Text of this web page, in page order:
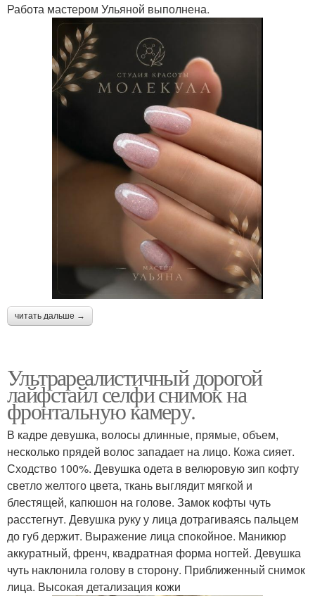
Работа мастером Ульяной выполнена.
читать дальше →
Ультрареалистичный дорогой
лайфстайл селфи снимок на
фронтальную камеру.
В кадре девушка, волосы длинные, прямые, объем,
несколько прядей волос западает на лицо. Кожа сияет.
Сходство 100%. Девушка одета в велюровую зип кофту
светло желтого цвета, ткань выглядит мягкой и
блестящей, капюшон на голове. Замок кофты чуть
расстегнут. Девушка руку у лица дотрагиваясь пальцем
до губ держит. Выражение лица спокойное. Маникюр
аккуратный, френч, квадратная форма ногтей. Девушка
чуть наклонила голову в сторону. Приближенный снимок
лица. Высокая детализация кожи